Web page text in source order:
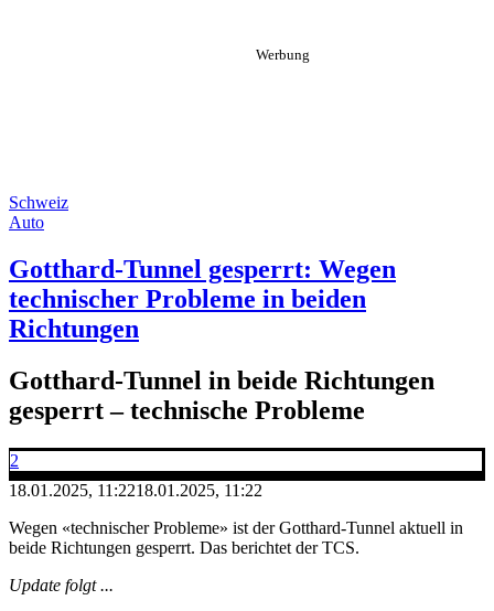
Schweiz
Auto
Gotthard-Tunnel gesperrt: Wegen
technischer Probleme in beiden
Richtungen
Gotthard-Tunnel in beide Richtungen
gesperrt – technische Probleme
2
18.01.2025, 11:2218.01.2025, 11:22
Wegen «technischer Probleme» ist der Gotthard-Tunnel aktuell in
beide Richtungen gesperrt. Das berichtet der TCS.
Update folgt ...